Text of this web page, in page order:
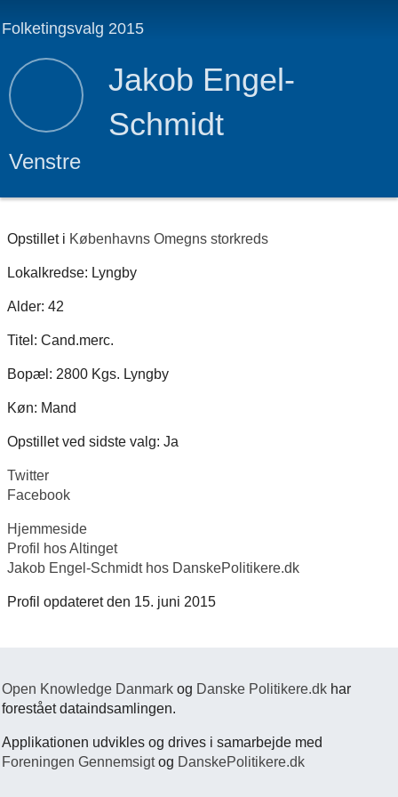
Folketingsvalg 2015
Jakob Engel-
Schmidt
Venstre
Opstillet i Københavns Omegns storkreds
Lokalkredse: Lyngby
Alder: 42
Titel: Cand.merc.
Bopæl: 2800 Kgs. Lyngby
Køn: Mand
Opstillet ved sidste valg: Ja
Twitter
Facebook
Hjemmeside
Profil hos Altinget
Jakob Engel-Schmidt hos DanskePolitikere.dk
Profil opdateret den 15. juni 2015
Open Knowledge Danmark og Danske Politikere.dk har
forestået dataindsamlingen.
Applikationen udvikles og drives i samarbejde med
Foreningen Gennemsigtog DanskePolitikere.dk